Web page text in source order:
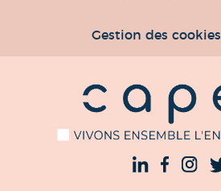
Gestion des cookies